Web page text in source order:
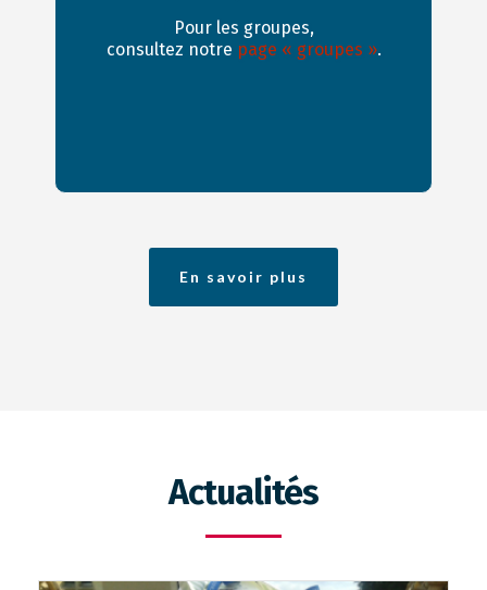
Pour les groupes,
consultez notre page « groupes ».
En savoir plus
Actualités